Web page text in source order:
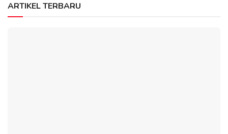
ARTIKEL TERBARU